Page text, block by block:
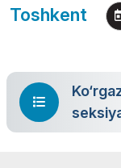
Toshkent